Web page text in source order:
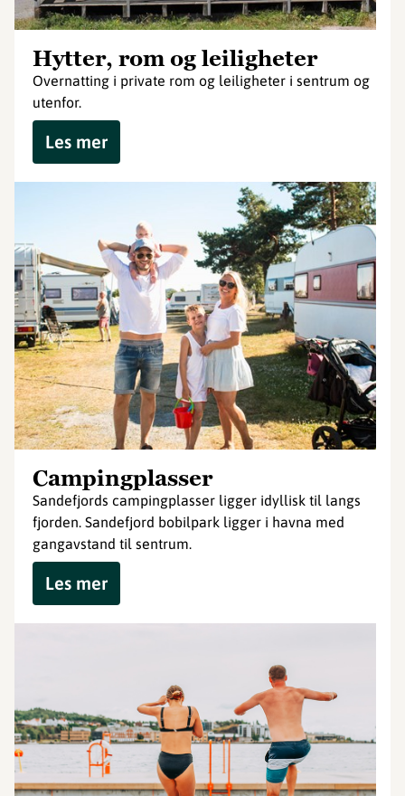
Hytter, rom og leiligheter
Overnatting i private rom og leiligheter i sentrum og
utenfor.
Les mer
Campingplasser
Sandefjords campingplasser ligger idyllisk til langs
fjorden. Sandefjord bobilpark ligger i havna med
gangavstand til sentrum.
Les mer